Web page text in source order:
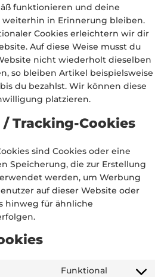
funktionieren und deine
in Erinnerung bleiben.
Cookies erleichtern wir dir
Auf diese Weise musst du
nicht wiederholt dieselben
so bleiben Artikel beispielsweise
du bezahlst. Wir können diese
platzieren.
Tracking-Cookies
sind Cookies oder eine
Speicherung, die zur Erstellung
werden, um Werbung
auf dieser Website oder
hinweg für ähnliche
Funktional